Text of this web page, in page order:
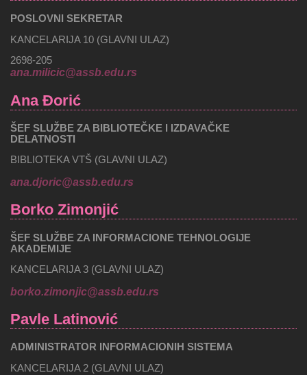
POSLOVNI SEKRETAR
KANCELARIJA 10 (GLAVNI ULAZ)
2698-205
ana.milicic@assb.edu.rs
Ana Đorić
ŠEF SLUŽBE ZA BIBLIOTEČKE I IZDAVAČKE
DELATNOSTI
BIBLIOTEKA VTŠ (GLAVNI ULAZ)
ana.djoric@assb.edu.rs
Borko Zimonjić
ŠEF SLUŽBE ZA INFORMACIONE TEHNOLOGIJE
AKADEMIJE
KANCELARIJA 3 (GLAVNI ULAZ)
borko.zimonjic@assb.edu.rs
Pavle Latinović
ADMINISTRATOR INFORMACIONIH SISTEMA
KANCELARIJA 2 (GLAVNI ULAZ)